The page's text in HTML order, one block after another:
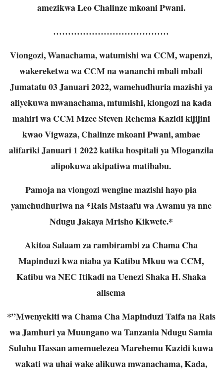
amezikwa Leo Chalinze mkoani Pwani.
…………………………………
Viongozi, Wanachama, watumishi wa CCM, wapenzi,
wakereketwa wa CCM na wananchi mbali mbali
Jumatatu 03 Januari 2022, wamehudhuria mazishi ya
aliyekuwa mwanachama, mtumishi, kiongozi na kada
mahiri wa CCM Mzee Steven Rehema Kazidi kijijini
kwao Vigwaza, Chalinze mkoani Pwani, ambae
alifariki Januari 1 2022 katika hospitali ya Mloganzila
alipokuwa akipatiwa matibabu.
Pamoja na viongozi wengine mazishi hayo pia
yamehudhuriwa na *Rais Mstaafu wa Awamu ya nne
Ndugu Jakaya Mrisho Kikwete.*
Akitoa Salaam za rambirambi za Chama Cha
Mapinduzi kwa niaba ya Katibu Mkuu wa CCM,
Katibu wa NEC Itikadi na Uenezi Shaka H. Shaka
alisema
*”Mwenyekiti wa Chama Cha Mapinduzi Taifa na Rais
wa Jamhuri ya Muungano wa Tanzania Ndugu Samia
Suluhu Hassan amemuelezea Marehemu Kazidi kuwa
wakati wa uhai wake alikuwa mwanachama, Kada,